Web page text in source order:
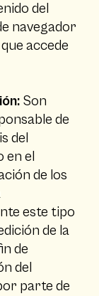
del
navegador
accede
Son
de
del
en el
de los
este tipo
de la
de
del
parte de